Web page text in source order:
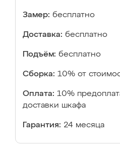
Замер: бесплатно
Доставка: бесплатно
Подъём: бесплатно
Сборка: 10% от
Оплата: 10%
доставки шкафа
Гарантия: 24 месяца